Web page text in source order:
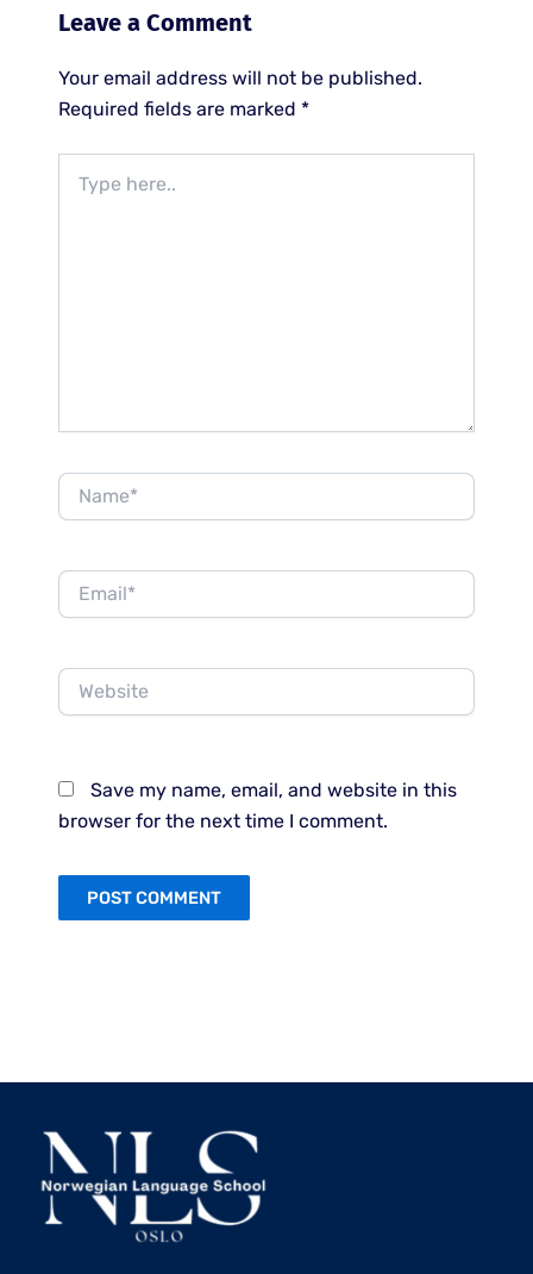
Leave a Comment
Your email address will not be published.
Required fields are marked *
here..
Name*
Email*
Website
Save my name, email, and website in this
browser for the next time I comment.